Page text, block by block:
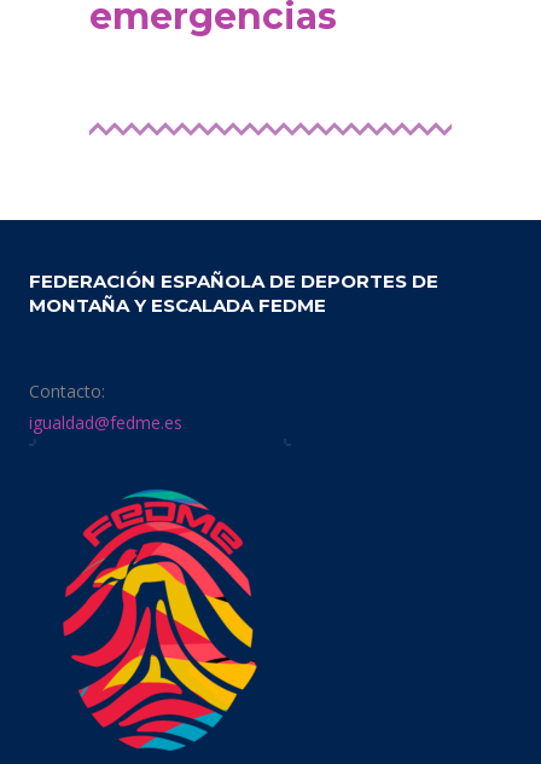
emergencias
FEDERACIÓN ESPAÑOLA DE DEPORTES DE
MONTAÑA Y ESCALADA FEDME
Contacto:
igualdad@fedme.es